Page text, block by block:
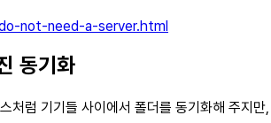
not-need-a-server.html
동기화
처럼 기기들 사이에서 폴더를 동기화해 주지